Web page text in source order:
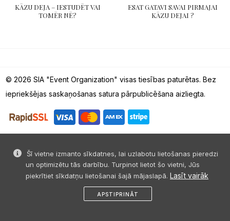
KĀZU DEJA – IESTUDĒT VAI
TOMĒR NĒ?
ESAT GATAVI SAVAI PIRMAJAI
KĀZU DEJAI ?
Šī vietne izmanto sīkdatnes, lai uzlabotu lietošanas pieredzi
un optimizētu tās darbību. Turpinot lietot šo vietni, Jūs
piekrītiet sīkdatņu lietošanai šajā mājaslapā. Lasīt vairāk
APSTIPRINĀT
© 2026 SIA "Event Organization" visas tiesības paturētas. Bez
iepriekšējas saskaņošanas satura pārpublicēšana aizliegta.